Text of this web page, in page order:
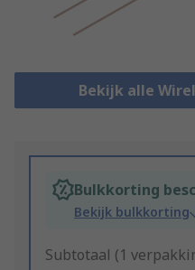
Bekijk alle
Bulkkorting
Bekijk bulkkorting
Subtotaal (1